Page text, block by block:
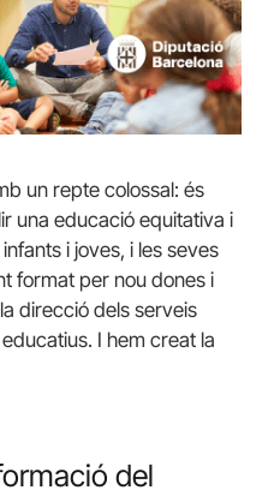
un repte colossal: és
una educació equitativa i
i joves, i les seves
format per nou dones i
direcció dels serveis
I hem creat la
del